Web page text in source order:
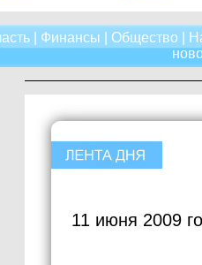
| Финансы Общество
11 июня 2009